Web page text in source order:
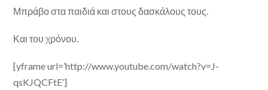
Μπράβο στα παιδιά και στους δασκάλους τους.
Και του χρόνου.
[yframe url=’http://www.youtube.com/watch?v=J-
qsKJQCFtE’]